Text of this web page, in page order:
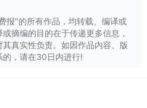
报"的所有作品，均转载、编译或
摘编的目的在于传递更多信息，
真实性负责。如因作品内容、版
的，请在30日内进行!